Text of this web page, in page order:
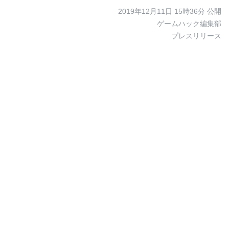
2019年12月11日 15時36分 公開
ゲームハック編集部
プレスリリース